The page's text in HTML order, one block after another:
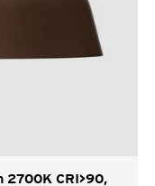
2700K CRI>90,